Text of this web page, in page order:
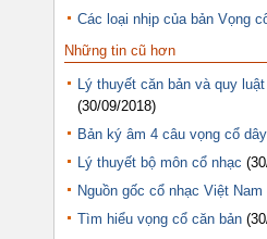
Các loại nhịp của bản Vọng
Những tin cũ hơn
Lý thuyết căn bản và quy
(30/09/2018)
Bản ký âm 4 câu vọng cổ
Lý thuyết bộ môn cổ nhạc
Nguồn gốc cổ nhạc Việt Nam
Tìm hiểu vọng cổ căn bản